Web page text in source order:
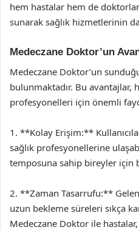
hem hastalar hem de
sunarak sağlık hizmetlerinin
Medeczane Doktor’un
Medeczane Doktor’un
bulunmaktadır. Bu avantajlar,
profesyonelleri için önemli
1. **Kolay Erişim:**
sağlık profesyonellerine
temposuna sahip bireyler için
2. **Zaman Tasarrufu:**
uzun bekleme süreleri sıkça
Medeczane Doktor ile